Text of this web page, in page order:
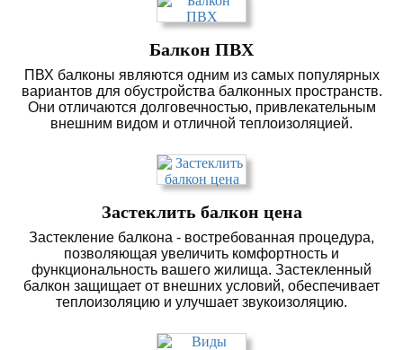
Балкон ПВХ
ПВХ балконы являются одним из самых популярных
вариантов для обустройства балконных пространств.
Они отличаются долговечностью, привлекательным
внешним видом и отличной теплоизоляцией.
Застеклить балкон цена
Застекление балкона - востребованная процедура,
позволяющая увеличить комфортность и
функциональность вашего жилища. Застекленный
балкон защищает от внешних условий, обеспечивает
теплоизоляцию и улучшает звукоизоляцию.